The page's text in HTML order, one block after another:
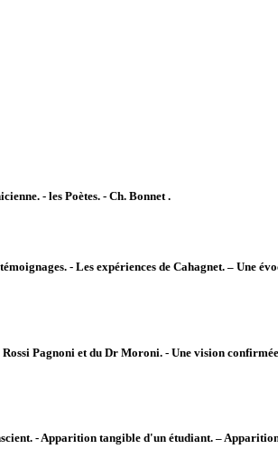
- les Poètes. - Ch. Bonnet .
- Les expériences de Cahagnet. – Une
Pagnoni et du Dr Moroni. - Une vision
- Apparition tangible d'un étudiant. –